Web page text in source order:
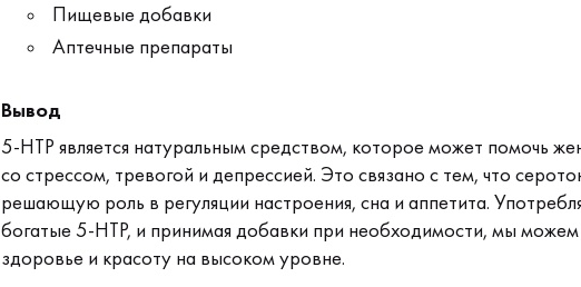
Пищевые добавки
Аптечные препараты
Вывод
5-HTP является натуральным средством, которое может помочь
со стрессом, тревогой и депрессией. Это связано с тем, что
решающую роль в регуляции настроения, сна и аппетита.
богатые 5-HTP, и принимая добавки при необходимости, мы
здоровье и красоту на высоком уровне.